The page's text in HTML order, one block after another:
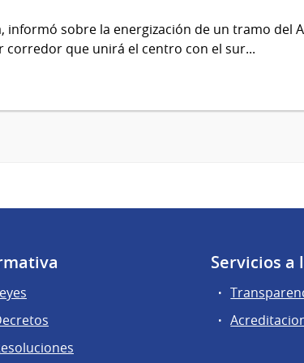
informó sobre la energización de un tramo del
que unirá el centro con el sur...
Servicios a